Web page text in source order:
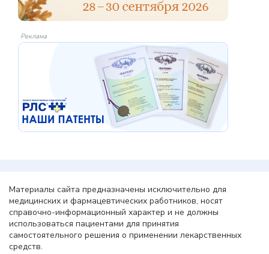
Реклама
Материалы сайта предназначены исключительно для
медицинских и фармацевтических работников, носят
справочно-информационный характер и не должны
использоваться пациентами для принятия
самостоятельного решения о применении лекарственных
средств.